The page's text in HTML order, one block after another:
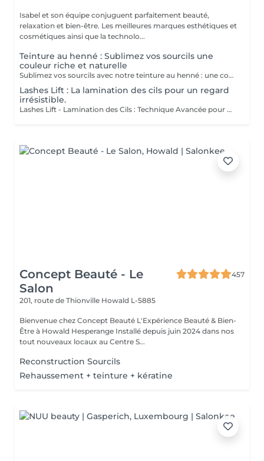
Isabel et son équipe conjuguent parfaitement beauté,
relaxation et bien-être. Les meilleures marques esthétiques et
cosmétiques ainsi que la technolo...
Teinture au henné : Sublimez vos sourcils une
couleur riche et naturelle
Sublimez vos sourcils avec notre teinture au henné : une couleur riche et naturelle pour un regard parfaitement défini et durable. La teinture au henné offre une couleur intense et naturelle qui sublime vos sourcils avec des nuances profondes et élégantes. La formule est conçue pour définir vos sourcils avec précision, créant une forme parfaitement structurée et harmonieuse. Profitez d'une couleur durable qui reste éclatante et résistante, offrant un regard impeccable pendant longtemps. La teinture est appliquée avec soin par nos esthéticiennes, Patricia Fatima Francesca Mirza Garantissant un résultat uniforme et naturel Offrez-vous le luxe de sourcils parfaitement définis et mettez en valeur votre regard comme jamais auparavant.
Lashes Lift : La lamination des cils pour un regard
irrésistible.
Lashes Lift - Lamination des Cils : Technique Avancée pour un Regard Sublimé Découvrez la technique révolutionnaire du Lashes Lift, aussi connu sous le nom de lamination des cils, pour un regard magnifié et parfaitement défini. Technique: Le Lashes Lift est une méthode sophistiquée qui lisse, recourbe et fixe vos cils pour un effet naturellement volumineux et allongé. Profitez d'une courbure élégante qui dure plusieurs semaines sans besoin de mascara ou de recourbe-cils. Regard Sublimé : La lamination des cils ouvre et intensifie votre regard en offrant une définition parfaite. Vos cils sont liftés et fixés en place, créant un effet de cils plus longs et plus fournis qui met en valeur vos yeux de manière spectaculaire. Durabilité Exceptionnelle : Cette technique offre des résultats durables, avec des cils qui restent courbés et volumineux, tout en étant résistants à l'humidité et aux autres facteurs environnementaux. Le Lashes Lift est réalisé avec soin par nos esthéticiennes expertes: Liseta Fatima Francesca garantissant un résultat uniforme et naturel. Offrez-vous le luxe d'un regard parfaitement défini et laissez vos cils s'exprimer.
Concept Beauté - Le
Salon
457
201, route de Thionville Howald L-5885
Bienvenue chez Concept Beauté L'Expérience Beauté & Bien-
Être à Howald Hesperange Installé depuis juin 2024 dans nos
tout nouveaux locaux au Centre S...
Reconstruction Sourcils
Rehaussement + teinture + kératine